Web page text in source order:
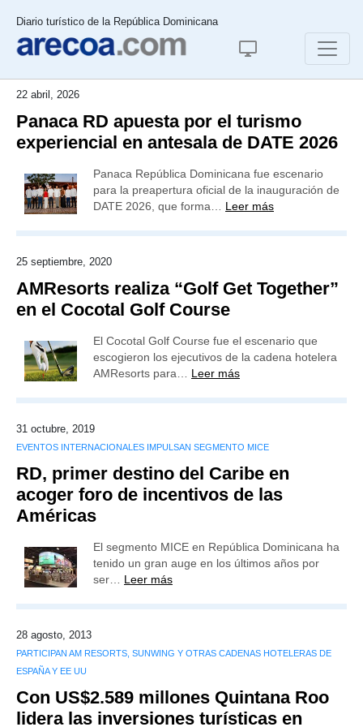
Diario turístico de la República Dominicana
22 abril, 2026
Panaca RD apuesta por el turismo
experiencial en antesala de DATE 2026
Panaca República Dominicana fue escenario
para la preapertura oficial de la inauguración de
DATE 2026, que forma… Leer más
25 septiembre, 2020
AMResorts realiza “Golf Get Together”
en el Cocotal Golf Course
El Cocotal Golf Course fue el escenario que
escogieron los ejecutivos de la cadena hotelera
AMResorts para… Leer más
31 octubre, 2019
EVENTOS INTERNACIONALES IMPULSAN SEGMENTO MICE
RD, primer destino del Caribe en
acoger foro de incentivos de las
Américas
El segmento MICE en República Dominicana ha
tenido un gran auge en los últimos años por
ser… Leer más
28 agosto, 2013
PARTICIPAN AM RESORTS, SUNWING Y OTRAS CADENAS HOTELERAS DE
ESPAÑA Y EE UU
Con US$2.589 millones Quintana Roo
lidera las inversiones turísticas en